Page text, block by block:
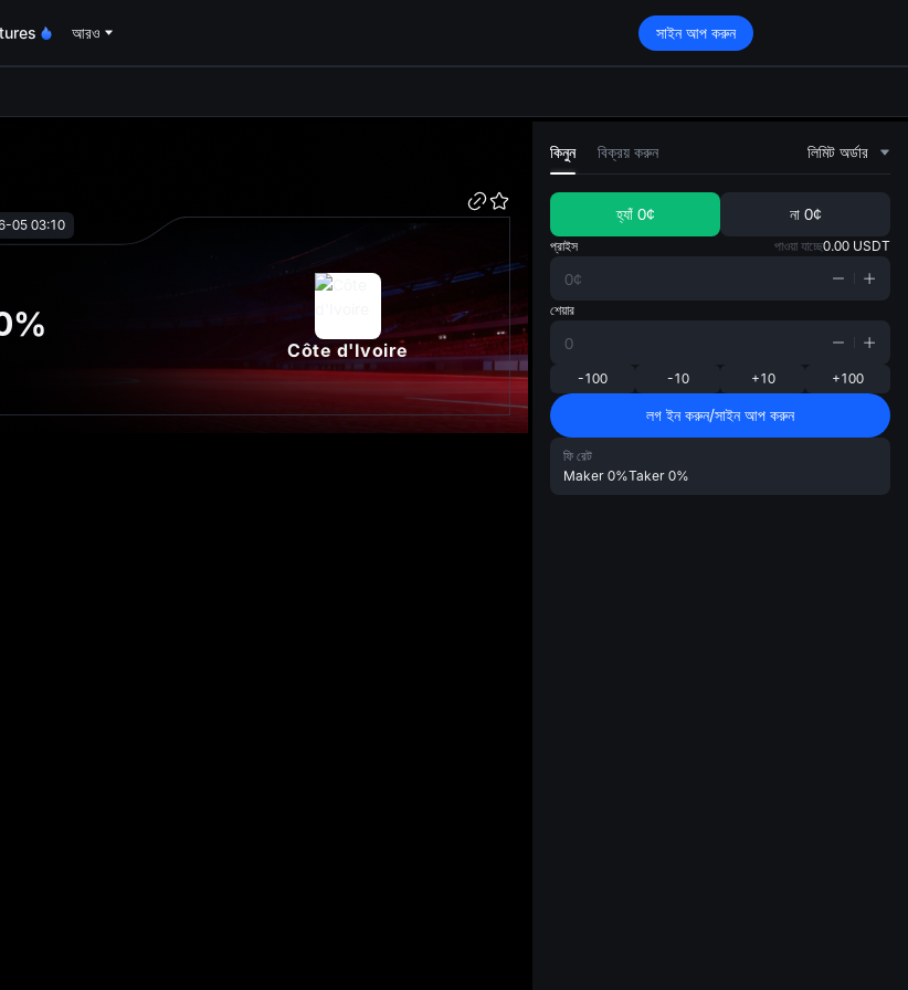
আরও সাইন আপ করুন
05 03:10
%
Côte d'Ivoire
কিনুন বিক্রয় করুন লিমিট অর্ডার
হ্যাঁ 0¢ না 0¢
প্রাইস পাওয়া যাচ্ছে0.00 USDT
শেয়ার
-100 -10 +10 +100
লগ ইন করুন/সাইন আপ করুন
ফি রেট
Maker 0%Taker 0%